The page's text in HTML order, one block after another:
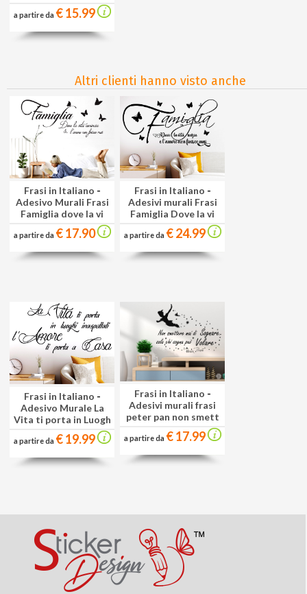
a partire da € 15.99
Altri clienti hanno visto anche
Frasi in Italiano -
Adesivo Murali Frasi
Famiglia dove la vi
a partire da € 17.90
Frasi in Italiano -
Adesivi murali Frasi
Famiglia Dove la vi
a partire da € 24.99
Frasi in Italiano -
Adesivo Murale La
Vita ti porta in Luogh
a partire da € 19.99
Frasi in Italiano -
Adesivi murali frasi
peter pan non smett
a partire da € 17.99